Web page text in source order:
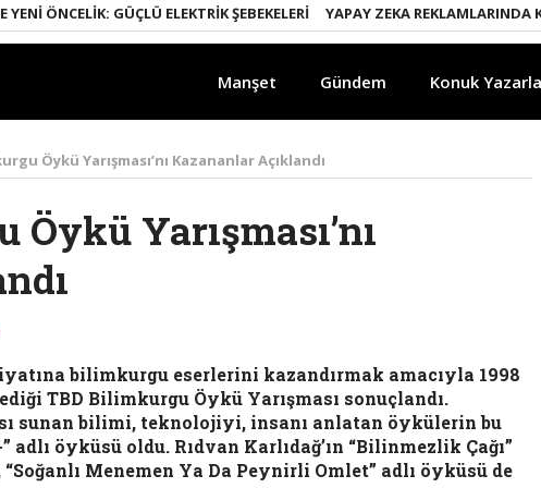
GÜÇLÜ ELEKTRIK ŞEBEKELERI YAPAY ZEKA REKLAMLARINDA
Manşet Gündem Konuk
Öykü Yarışması’nı Kazananlar Açıklandı
Yarışması’nı
bilimkurgu eserlerini kazandırmak amacıyla 1998
TBD Bilimkurgu Öykü Yarışması sonuçlandı.
sunan bilimi, teknolojiyi, insanı anlatan öykülerin bu
adlı öyküsü oldu. Rıdvan Karlıdağ’ın “Bilinmezlik Çağı”
Menemen Ya Da Peynirli Omlet” adlı öyküsü de